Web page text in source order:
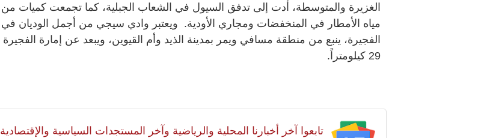
الغزيرة والمتوسطة، أدت إلى تدفق السيول في الشعاب الجبلية، كما تجمعت كميات من
مياه الأمطار في المنخفضات ومجاري الأودية. ويعتبر وادي سيجي من أجمل الوديان في
الفجيرة، ينبع من منطقة مسافي ويمر بمدينة الذيد وأم القيوين، ويبعد عن إمارة الفجيرة
29 كيلومتراً.
تابعوا آخر أخبارنا المحلية والرياضية وآخر المستجدات السياسية والإقتصادية